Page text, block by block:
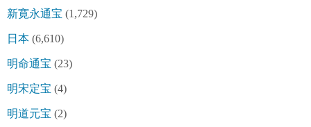
新寛永通宝 (1,729)
日本 (6,610)
明命通宝 (23)
明宋定宝 (4)
明道元宝 (2)